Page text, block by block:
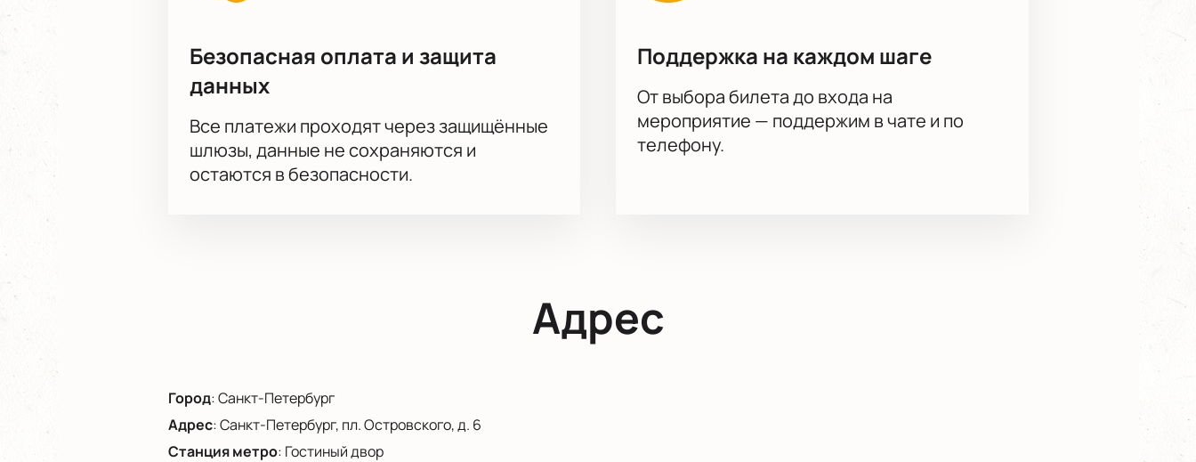
Безопасная оплата и защита
данных
Все платежи проходят через защищённые
шлюзы, данные не сохраняются и
остаются в безопасности.
Поддержка на каждом шаге
От выбора билета до входа на
мероприятие — поддержим в чате и по
телефону.
Адрес
Город:Санкт-Петербург
Адрес:Санкт-Петербург, пл. Островского, д. 6
Станция метро: Гостиный двор